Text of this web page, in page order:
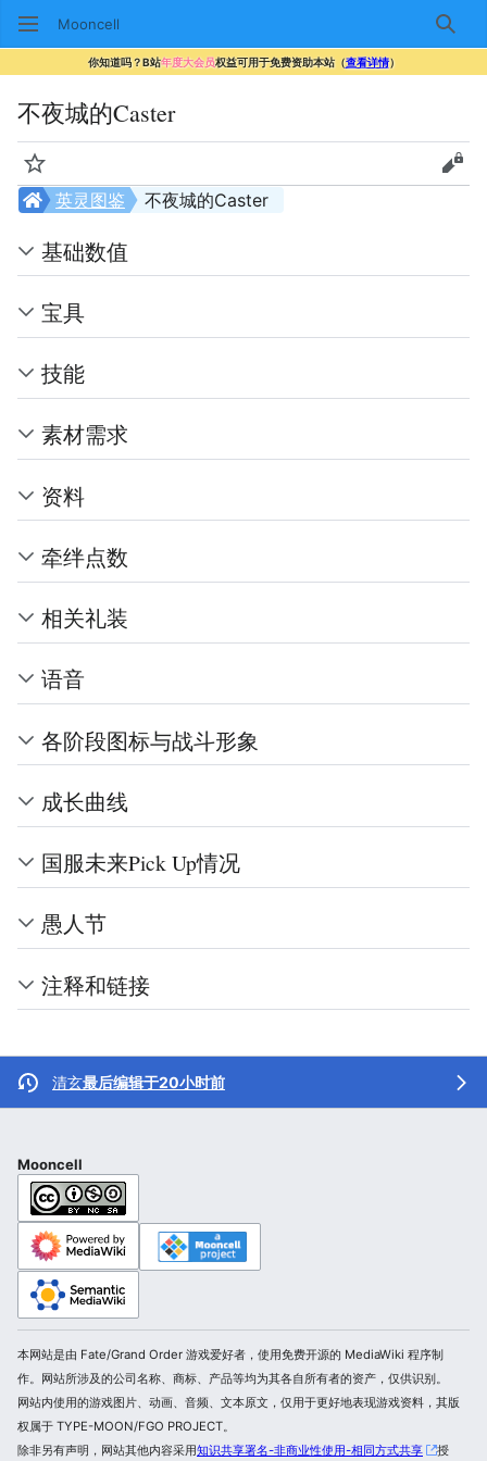
Mooncell 搜索
你知道吗？B站年度大会员权益可用于免费资助本站（查看详情）
不夜城的Caster
监视 查看
不夜城的Caster
英灵图鉴
基础数值
宝具
技能
素材需求
资料
牵绊点数
相关礼装
语音
各阶段图标与战斗形象
成长曲线
国服未来Pick Up情况
愚人节
注释和链接
清玄最后编辑于20小时前
Mooncell
本网站是由 Fate/Grand Order 游戏爱好者，使用免费开源的 MediaWiki 程序制
作。网站所涉及的公司名称、商标、产品等均为其各自所有者的资产，仅供识别。
网站内使用的游戏图片、动画、音频、文本原文，仅用于更好地表现游戏资料，其版
权属于 TYPE-MOON/FGO PROJECT。
除非另有声明，网站其他内容采用知识共享署名-非商业性使用-相同方式共享 授